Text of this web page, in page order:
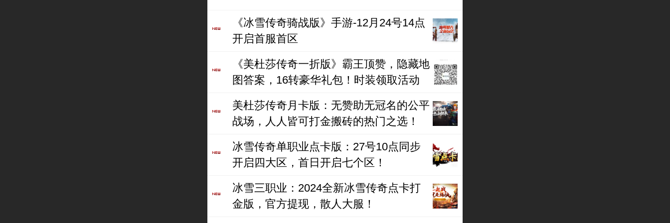
《冰雪传奇骑战版》手游-12月24号14点
开启首服首区
《美杜莎传奇一折版》霸王顶赞，隐藏地
图答案，16转豪华礼包！时装领取活动
美杜莎传奇月卡版：无赞助无冠名的公平
战场，人人皆可打金搬砖的热门之选！
冰雪传奇单职业点卡版：27号10点同步
开启四大区，首日开启七个区！
冰雪三职业：2024全新冰雪传奇点卡打
金版，官方提现，散人大服！